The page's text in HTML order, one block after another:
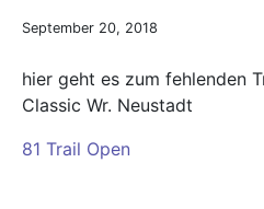
September 20, 2018
hier geht es zum fehlenden
Classic Wr. Neustadt
81 Trail Open